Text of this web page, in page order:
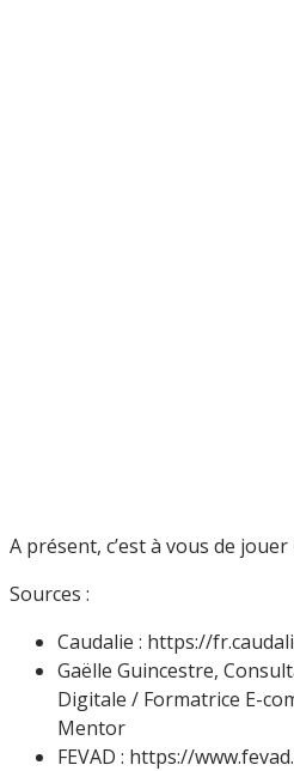
A présent, c’est à vous de jouer
Sources :
Caudalie : https://
Gaëlle Guincestre,
Digitale / Formatrice E-
Mentor
FEVAD : https://